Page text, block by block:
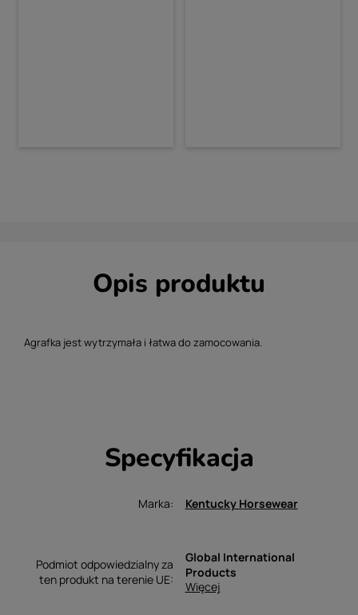
Opis produktu
Agrafka jest wytrzymała i łatwa do zamocowania.
Specyfikacja
Marka Kentucky Horsewear
Podmiot odpowiedzialny za
ten produkt na terenie UE
Global International
Products
Więcej